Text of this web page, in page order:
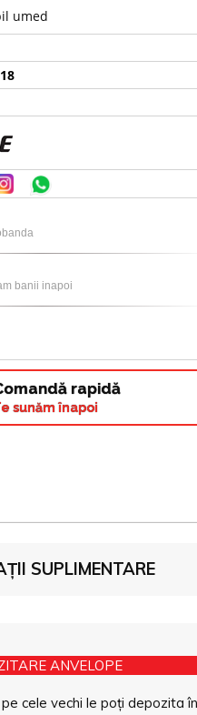
banii inapoi
rapidă
sunăm înapoi
SUPLIMENTARE
ANVELOPE
cele vechi le poți depozita în